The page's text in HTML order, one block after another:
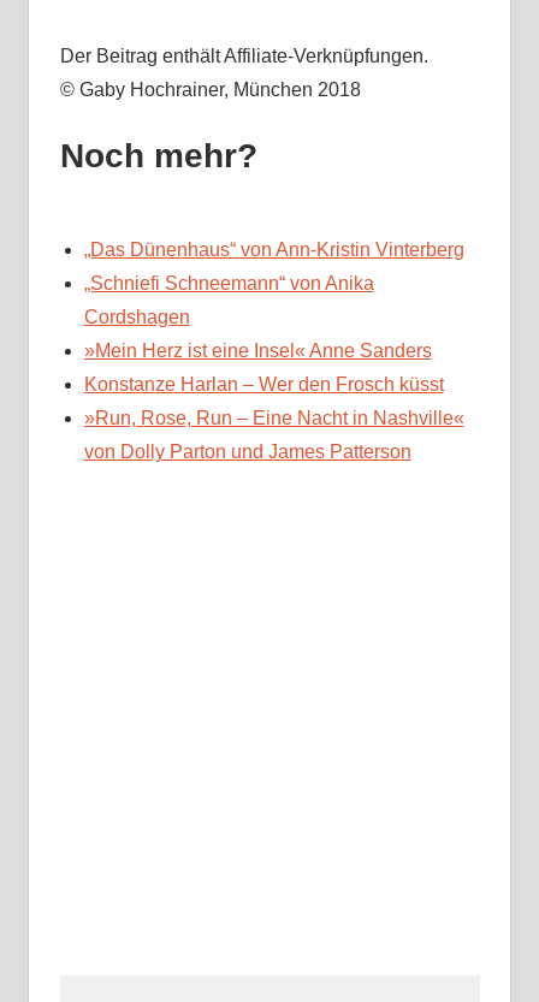
Der Beitrag enthält Affiliate-Verknüpfungen.
© Gaby Hochrainer, München 2018
Noch mehr?
„Das Dünenhaus“ von Ann-Kristin Vinterberg
„Schniefi Schneemann“ von Anika
Cordshagen
»Mein Herz ist eine Insel« Anne Sanders
Konstanze Harlan – Wer den Frosch küsst
»Run, Rose, Run – Eine Nacht in Nashville«
von Dolly Parton und James Patterson